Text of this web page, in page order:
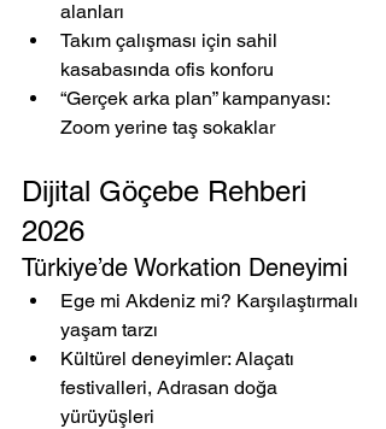
alanları
Takım çalışması için sahil
kasabasında ofis konforu
“Gerçek arka plan” kampanyası:
Zoom yerine taş sokaklar
Dijital Göçebe Rehberi
2026
Türkiye’de Workation Deneyimi
Ege mi Akdeniz mi? Karşılaştırmalı
yaşam tarzı
Kültürel deneyimler: Alaçatı
festivalleri, Adrasan doğa
yürüyüşleri